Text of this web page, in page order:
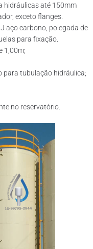
hidráulicas até 150mm
exceto flanges.
aço carbono, polegada de
para fixação.
1,00m;
para tubulação hidráulica;
no reservatório.